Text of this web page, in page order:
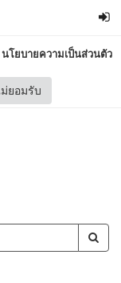
นโยบายความเป็นส่วนตัว
ยอมรับ